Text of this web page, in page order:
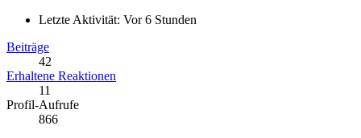
Letzte Aktivität: Vor 6 Stunden
Beiträge
42
Erhaltene Reaktionen
11
Profil-Aufrufe
866